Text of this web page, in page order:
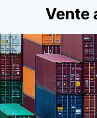
Vente